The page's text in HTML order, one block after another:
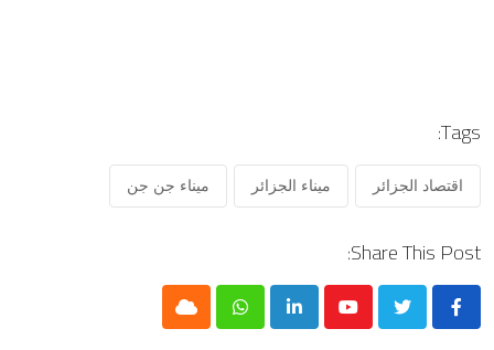
Tags:
اقتصاد الجزائر ميناء الجزائر ميناء جن جن
Share This Post:
Youtube
LinkedIn
Whatsapp
Cloud